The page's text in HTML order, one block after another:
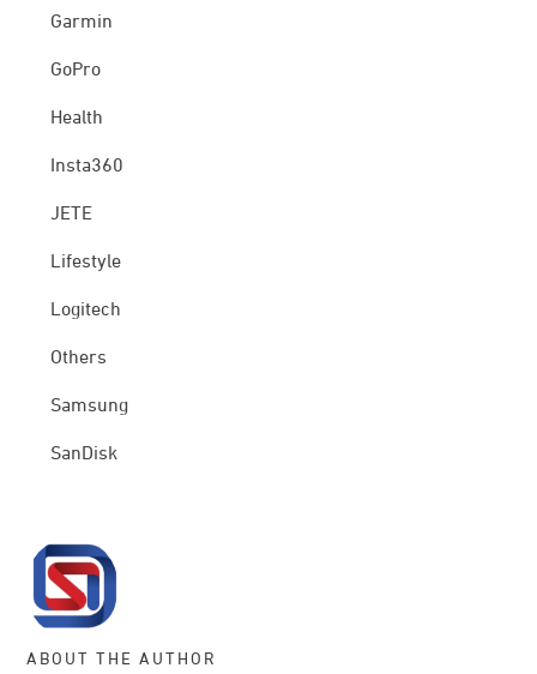
Garmin
GoPro
Health
Insta360
JETE
Lifestyle
Logitech
Others
Samsung
SanDisk
ABOUT THE AUTHOR